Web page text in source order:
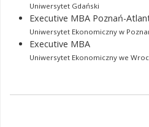
Uniwersytet Gdański
Executive MBA Poznań-
Uniwersytet Ekonomiczny w
Executive MBA
Uniwersytet Ekonomiczny we